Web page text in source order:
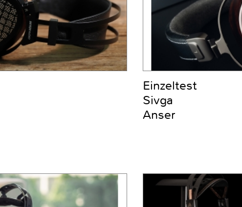
Einzeltest
Sivga
Anser